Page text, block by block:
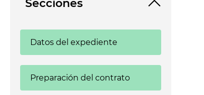
Secciones
Datos del expediente
Preparación del contrato